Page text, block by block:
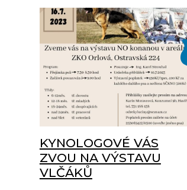
KYNOLOGOVÉ VÁS
ZVOU NA VÝSTAVU
VLČÁKŮ